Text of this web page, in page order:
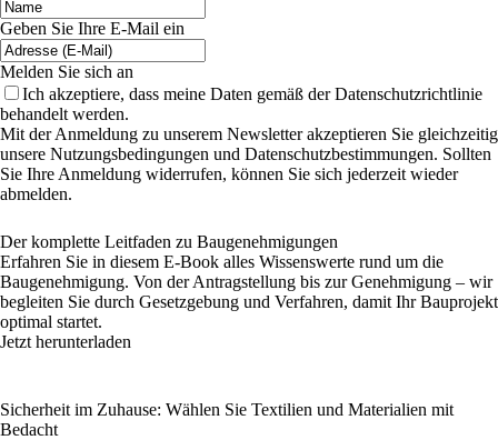
Geben Sie Ihre E-Mail ein
Melden Sie sich an
Ich akzeptiere, dass meine Daten gemäß der Datenschutzrichtlinie
behandelt werden.
Mit der Anmeldung zu unserem Newsletter akzeptieren Sie gleichzeitig
unsere Nutzungsbedingungen und Datenschutzbestimmungen. Sollten
Sie Ihre Anmeldung widerrufen, können Sie sich jederzeit wieder
abmelden.
Der komplette Leitfaden zu Baugenehmigungen
Erfahren Sie in diesem E-Book alles Wissenswerte rund um die
Baugenehmigung. Von der Antragstellung bis zur Genehmigung – wir
begleiten Sie durch Gesetzgebung und Verfahren, damit Ihr Bauprojekt
optimal startet.
Jetzt herunterladen
Sicherheit im Zuhause: Wählen Sie Textilien und Materialien mit
Bedacht